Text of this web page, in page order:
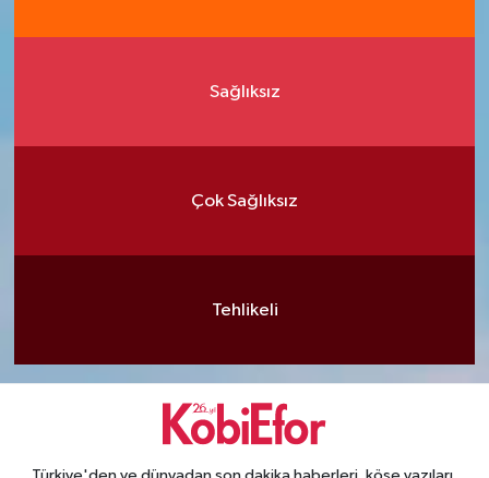
Sağlıksız
Çok Sağlıksız
Tehlikeli